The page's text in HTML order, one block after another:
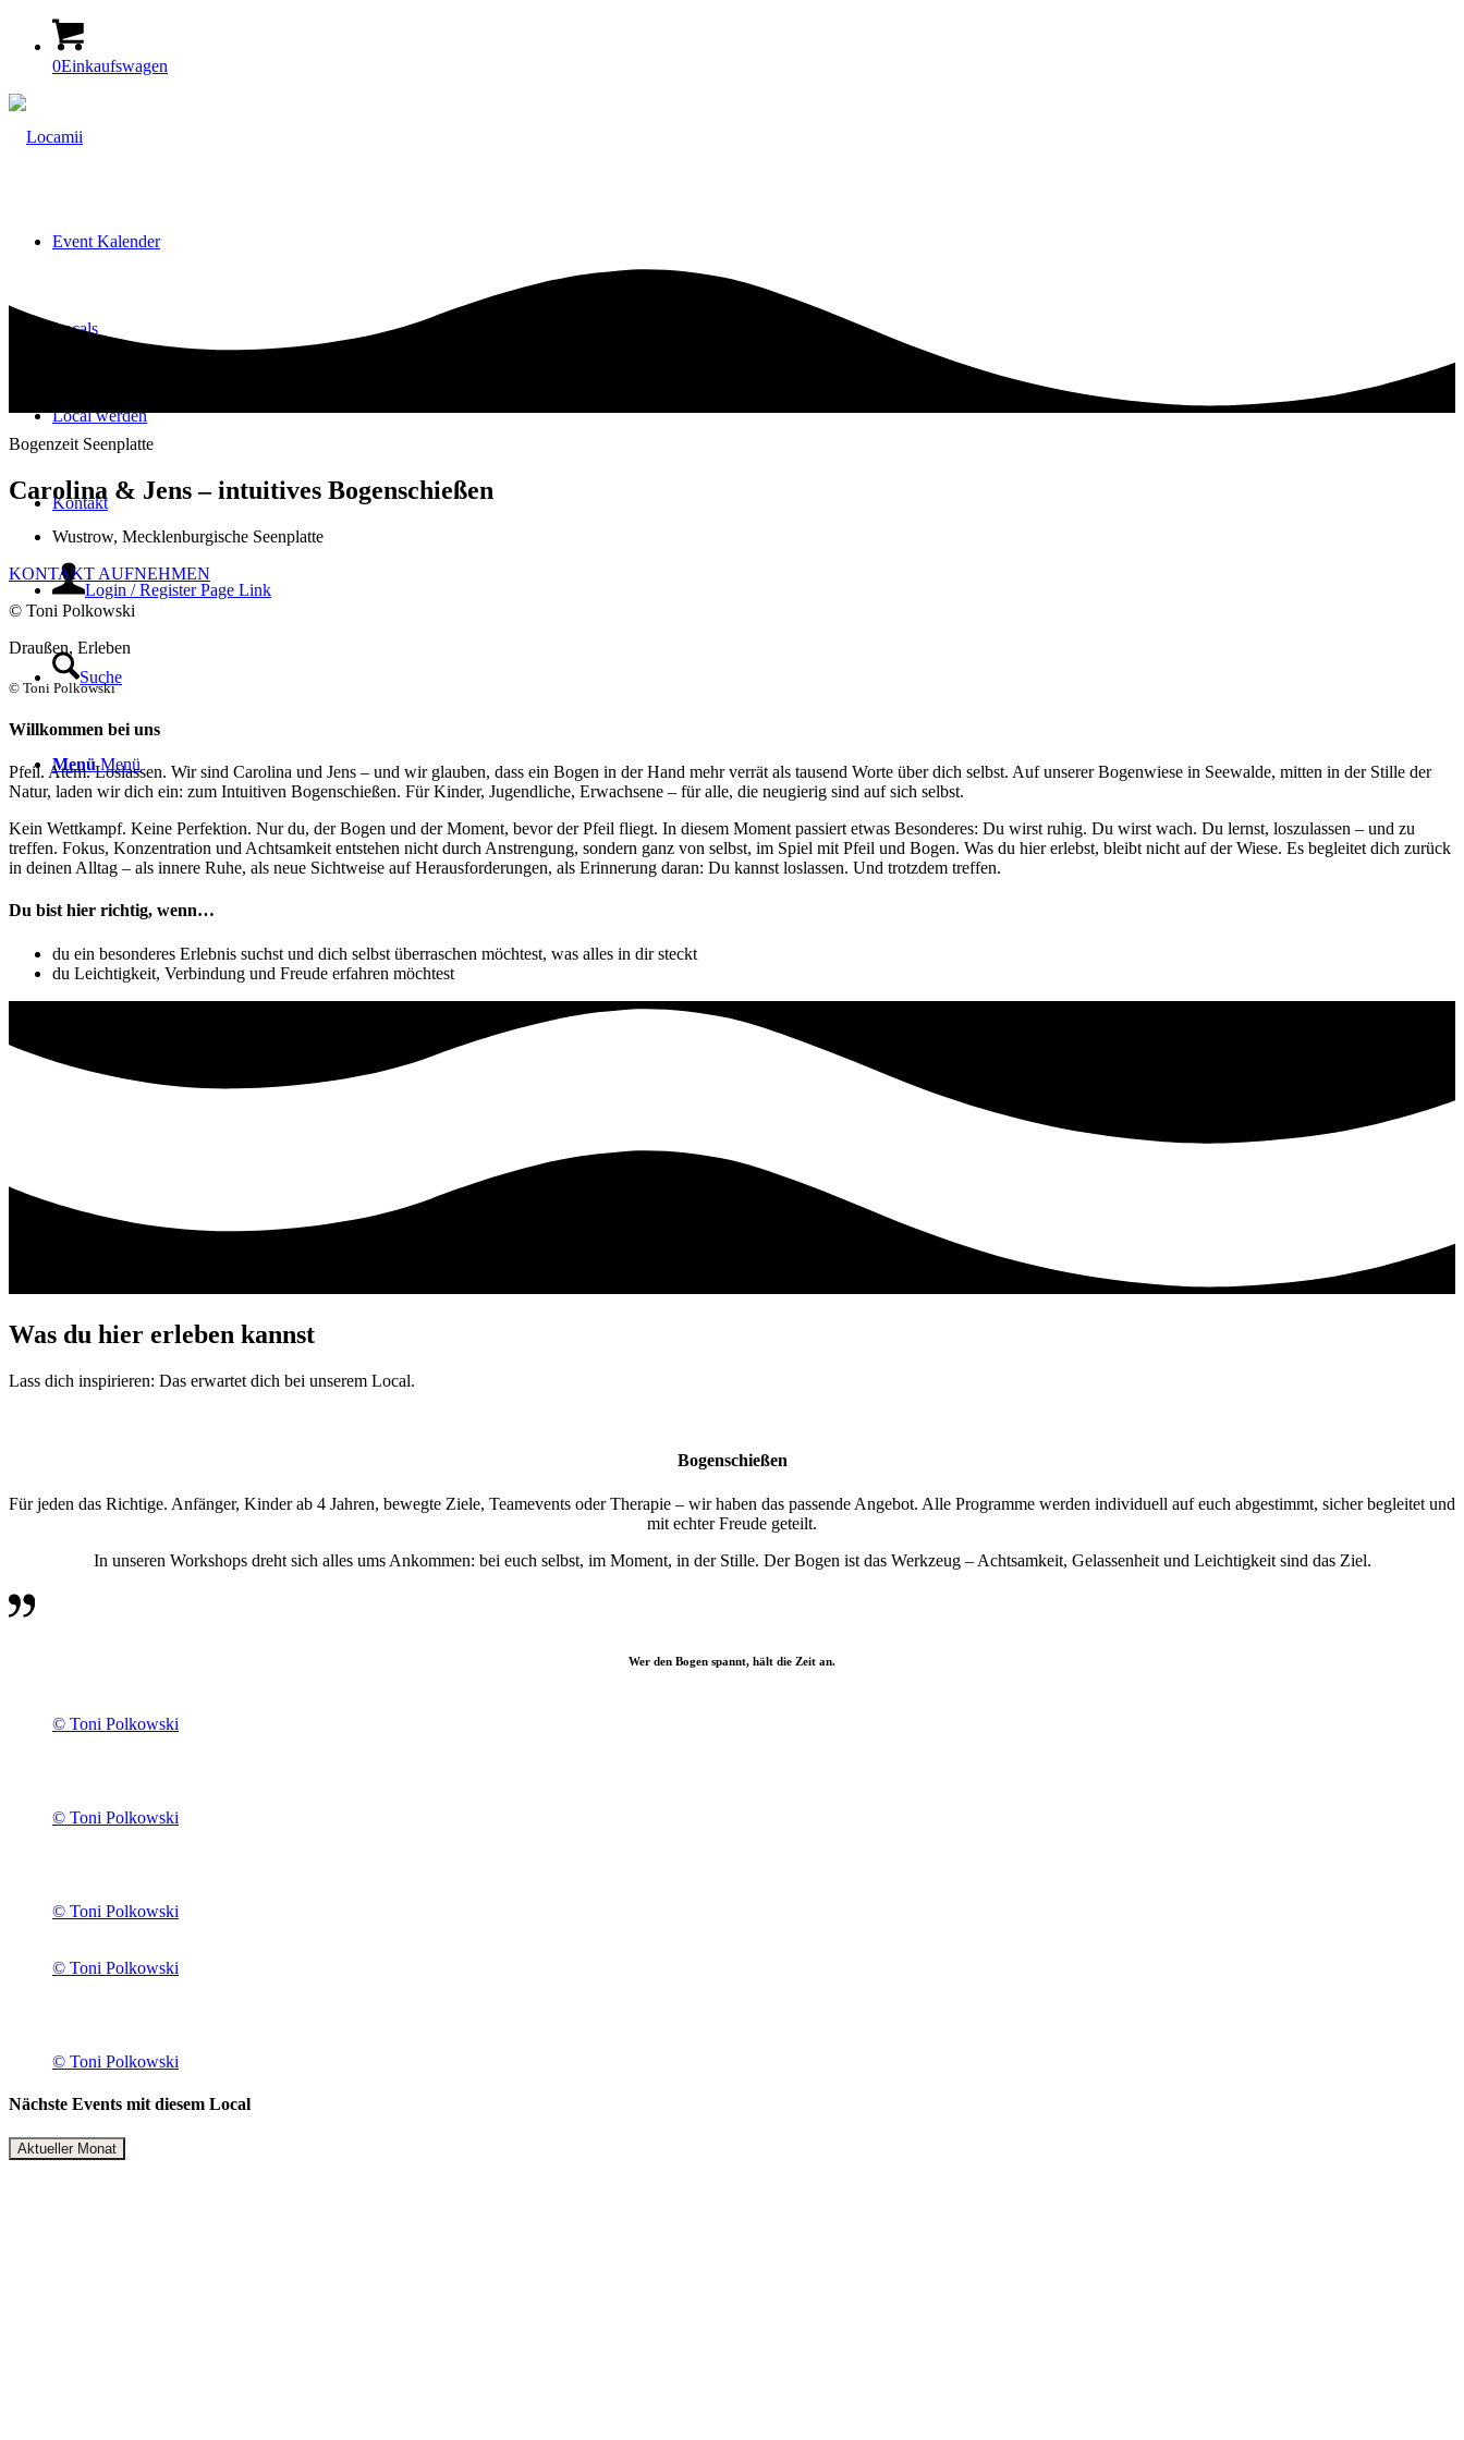
0Einkaufswagen
Event Kalender
Locals
Local werden
Kontakt
Login / Register Page Link
Suche
Menü Menü
Bogenzeit Seenplatte
Carolina & Jens – intuitives Bogenschießen
Wustrow, Mecklenburgische Seenplatte
KONTAKT AUFNEHMEN
© Toni Polkowski
Draußen, Erleben
© Toni Polkowski
Willkommen bei uns
Pfeil. Atem. Loslassen. Wir sind Carolina und Jens – und wir glauben, dass ein Bogen in der Hand mehr verrät als tausend Worte über dich selbst. Auf unserer Bogenwiese in Seewalde, mitten in der Stille der
Natur, laden wir dich ein: zum Intuitiven Bogenschießen. Für Kinder, Jugendliche, Erwachsene – für alle, die neugierig sind auf sich selbst.
Kein Wettkampf. Keine Perfektion. Nur du, der Bogen und der Moment, bevor der Pfeil fliegt. In diesem Moment passiert etwas Besonderes: Du wirst ruhig. Du wirst wach. Du lernst, loszulassen – und zu
treffen. Fokus, Konzentration und Achtsamkeit entstehen nicht durch Anstrengung, sondern ganz von selbst, im Spiel mit Pfeil und Bogen. Was du hier erlebst, bleibt nicht auf der Wiese. Es begleitet dich zurück
in deinen Alltag – als innere Ruhe, als neue Sichtweise auf Herausforderungen, als Erinnerung daran: Du kannst loslassen. Und trotzdem treffen.
Du bist hier richtig, wenn…
du ein besonderes Erlebnis suchst und dich selbst überraschen möchtest, was alles in dir steckt
du Leichtigkeit, Verbindung und Freude erfahren möchtest
Was du hier erleben kannst
Lass dich inspirieren: Das erwartet dich bei unserem Local.
Bogenschießen
Für jeden das Richtige. Anfänger, Kinder ab 4 Jahren, bewegte Ziele, Teamevents oder Therapie – wir haben das passende Angebot. Alle Programme werden individuell auf euch abgestimmt, sicher begleitet und
mit echter Freude geteilt.
In unseren Workshops dreht sich alles ums Ankommen: bei euch selbst, im Moment, in der Stille. Der Bogen ist das Werkzeug – Achtsamkeit, Gelassenheit und Leichtigkeit sind das Ziel.
Wer den Bogen spannt, hält die Zeit an.
© Toni Polkowski
© Toni Polkowski
© Toni Polkowski
© Toni Polkowski
© Toni Polkowski
Nächste Events mit diesem Local
Aktueller Monat